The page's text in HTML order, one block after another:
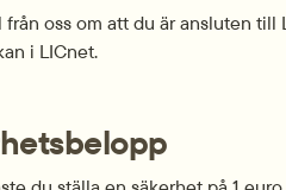
oss om att du är ansluten
i LICnet.